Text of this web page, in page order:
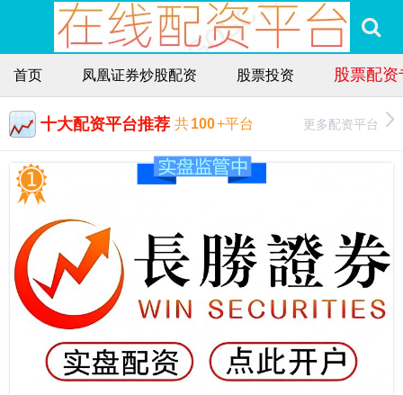
首页 凤凰证券炒股配资 股票投资 股票配
十大配资平台推荐 共100+平台 更多配资平台